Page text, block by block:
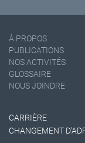
À PROPOS
PUBLICATIONS
NOS ACTIVITÉS
GLOSSAIRE
NOUS JOINDRE
CARRIÈRE
CHANGEMENT